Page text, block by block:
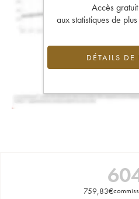
Accès
aux statistiques de
DÉTAILS DE
759,83€